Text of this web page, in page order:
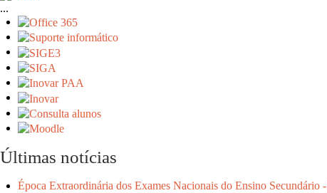
...
Últimas notícias
Época Extraordinária dos Exames Nacionais do Ensino Secundário -